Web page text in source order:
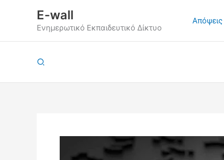
περιεχόμενο
E-wall
Ενημερωτικό Εκπαιδευτικό Δίκτυο
Απόψεις
Αναζήτηση